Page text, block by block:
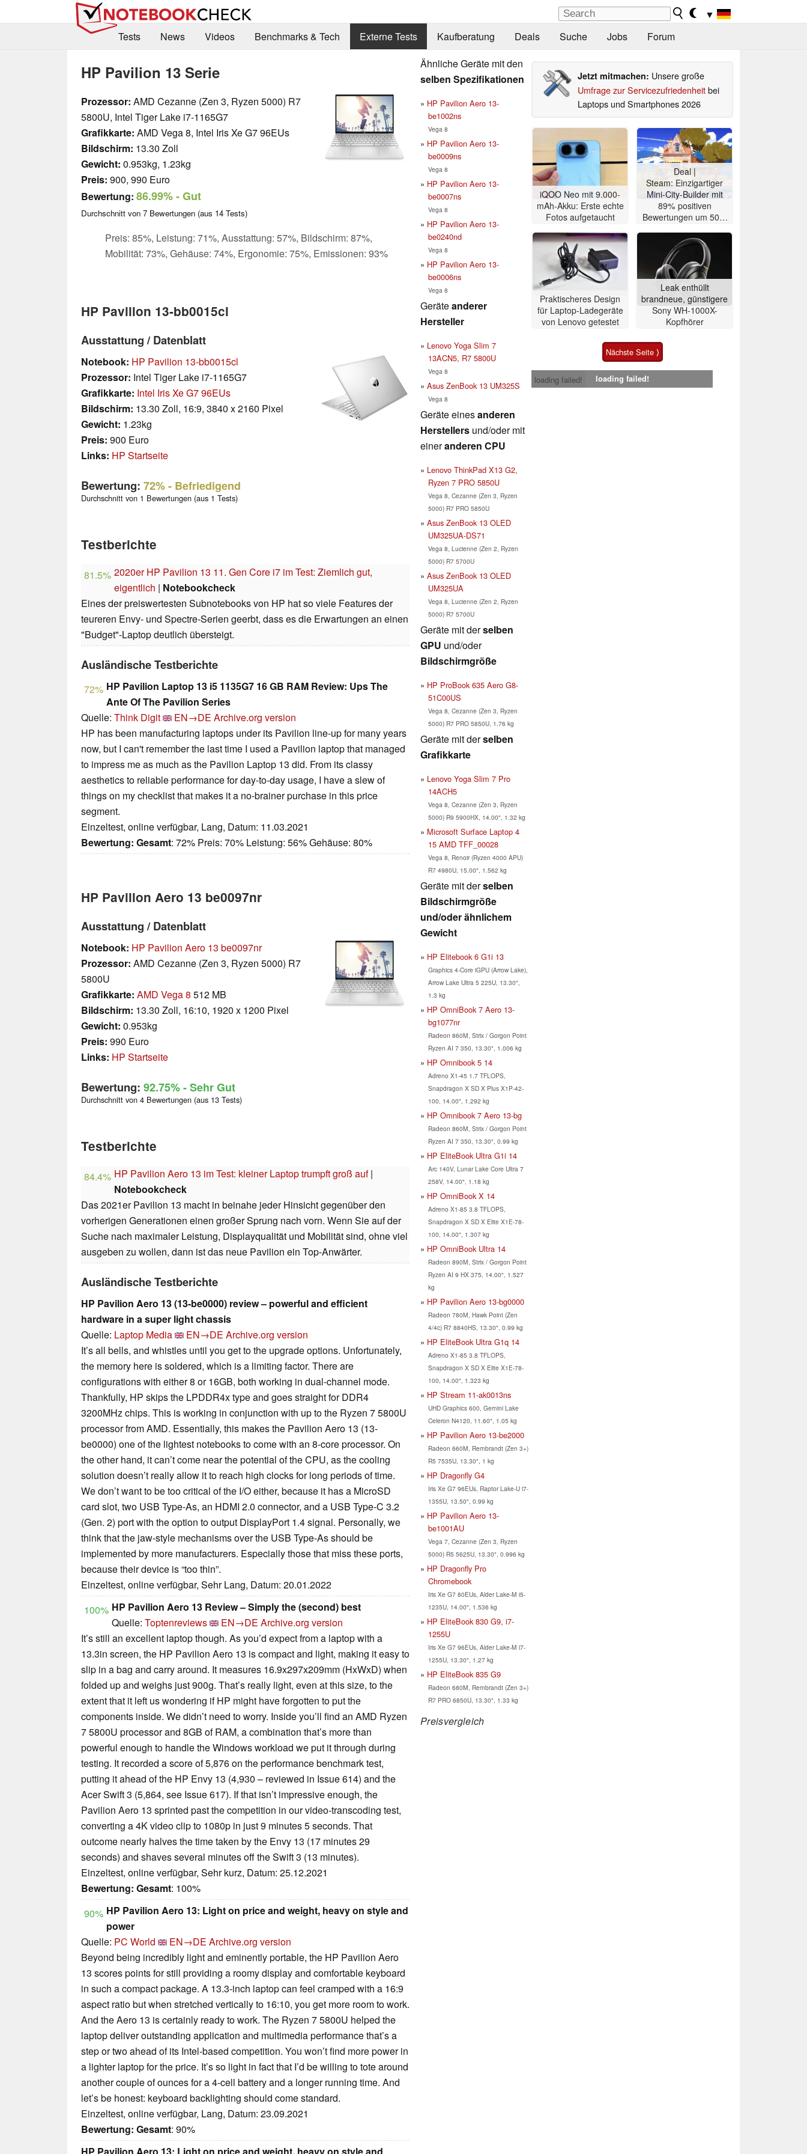
▼
Tests
News Videos Benchmarks & Tech Externe Tests Kaufberatung Deals Suche Jobs Forum
HP Pavilion 13 Serie
Prozessor: AMD Cezanne (Zen 3, Ryzen 5000) R7
5800U, Intel Tiger Lake i7-1165G7
Grafikkarte: AMD Vega 8, Intel Iris Xe G7 96EUs
Bildschirm: 13.30 Zoll
Gewicht: 0.953kg, 1.23kg
Preis: 900, 990 Euro
Bewertung: 86.99%- Gut
Durchschnitt von 7 Bewertungen (aus 14 Tests)
Preis: 85%, Leistung: 71%, Ausstattung: 57%, Bildschirm: 87%,
Mobilität: 73%, Gehäuse: 74%, Ergonomie: 75%, Emissionen: 93%
HP Pavilion 13-bb0015cl
Ausstattung / Datenblatt
Notebook: HP Pavilion 13-bb0015cl
Prozessor: Intel Tiger Lake i7-1165G7
Grafikkarte: Intel Iris Xe G7 96EUs
Bildschirm: 13.30 Zoll, 16:9, 3840 x 2160 Pixel
Gewicht: 1.23kg
Preis: 900 Euro
Links: HP Startseite
Bewertung: 72%- Befriedigend
Durchschnitt von 1 Bewertungen (aus 1 Tests)
Testberichte
81.5% 2020er HP Pavilion 13 11. Gen Core i7 im Test: Ziemlich gut,
eigentlich | Notebookcheck
Eines der preiswertesten Subnotebooks von HP hat so viele Features der
teureren Envy- und Spectre-Serien geerbt, dass es die Erwartungen an einen
"Budget"-Laptop deutlich übersteigt.
Ausländische Testberichte
72% HP Pavilion Laptop 13 i5 1135G7 16 GB RAM Review: Ups The
Ante Of The Pavilion Series
Quelle: Think Digit EN→DE Archive.org version
HP has been manufacturing laptops under its Pavilion line-up for many years
now, but I can't remember the last time I used a Pavilion laptop that managed
to impress me as much as the Pavilion Laptop 13 did. From its classy
aesthetics to reliable performance for day-to-day usage, I have a slew of
things on my checklist that makes it a no-brainer purchase in this price
segment.
Einzeltest, online verfügbar, Lang, Datum: 11.03.2021
Bewertung: Gesamt: 72% Preis: 70% Leistung: 56% Gehäuse: 80%
HP Pavilion Aero 13 be0097nr
Ausstattung / Datenblatt
Notebook: HP Pavilion Aero 13 be0097nr
Prozessor: AMD Cezanne (Zen 3, Ryzen 5000) R7
5800U
Grafikkarte: AMD Vega 8 512 MB
Bildschirm: 13.30 Zoll, 16:10, 1920 x 1200 Pixel
Gewicht: 0.953kg
Preis: 990 Euro
Links: HP Startseite
Bewertung: 92.75%- Sehr Gut
Durchschnitt von 4 Bewertungen (aus 13 Tests)
Testberichte
84.4% HP Pavilion Aero 13 im Test: kleiner Laptop trumpft groß auf|
Notebookcheck
Das 2021er Pavilion 13 macht in beinahe jeder Hinsicht gegenüber den
vorherigen Generationen einen großer Sprung nach vorn. Wenn Sie auf der
Suche nach maximaler Leistung, Displayqualität und Mobilität sind, ohne viel
ausgeben zu wollen, dann ist das neue Pavilion ein Top-Anwärter.
Ausländische Testberichte
HP Pavilion Aero 13 (13-be0000) review – powerful and efficient
hardware in a super light chassis
Quelle: Laptop Media EN→DE Archive.org version
It’s all bells, and whistles until you get to the upgrade options. Unfortunately,
the memory here is soldered, which is a limiting factor. There are
configurations with either 8 or 16GB, both working in dual-channel mode.
Thankfully, HP skips the LPDDR4x type and goes straight for DDR4
3200MHz chips. This is working in conjunction with up to the Ryzen 7 5800U
processor from AMD. Essentially, this makes the Pavilion Aero 13 (13-
be0000) one of the lightest notebooks to come with an 8-core processor. On
the other hand, it can’t come near the potential of the CPU, as the cooling
solution doesn’t really allow it to reach high clocks for long periods of time.
We don’t want to be too critical of the I/O either, because it has a MicroSD
card slot, two USB Type-As, an HDMI 2.0 connector, and a USB Type-C 3.2
(Gen. 2) port with the option to output DisplayPort 1.4 signal. Personally, we
think that the jaw-style mechanisms over the USB Type-As should be
implemented by more manufacturers. Especially those that miss these ports,
because their device is “too thin”.
Einzeltest, online verfügbar, Sehr Lang, Datum: 20.01.2022
100% HP Pavilion Aero 13 Review – Simply the (second) best
Quelle: Toptenreviews EN→DE Archive.org version
It’s still an excellent laptop though. As you’d expect from a laptop with a
13.3in screen, the HP Pavilion Aero 13 is compact and light, making it easy to
slip in a bag and carry around. It measures 16.9x297x209mm (HxWxD) when
folded up and weighs just 900g. That’s really light, even at this size, to the
extent that it left us wondering if HP might have forgotten to put the
components inside. We didn’t need to worry. Inside you’ll find an AMD Ryzen
7 5800U processor and 8GB of RAM, a combination that’s more than
powerful enough to handle the Windows workload we put it through during
testing. It recorded a score of 5,876 on the performance benchmark test,
putting it ahead of the HP Envy 13 (4,930 – reviewed in Issue 614) and the
Acer Swift 3 (5,864, see Issue 617). If that isn’t impressive enough, the
Pavilion Aero 13 sprinted past the competition in our video-transcoding test,
converting a 4K video clip to 1080p in just 9 minutes 5 seconds. That
outcome nearly halves the time taken by the Envy 13 (17 minutes 29
seconds) and shaves several minutes off the Swift 3 (13 minutes).
Einzeltest, online verfügbar, Sehr kurz, Datum: 25.12.2021
Bewertung: Gesamt: 100%
90% HP Pavilion Aero 13: Light on price and weight, heavy on style and
power
Quelle: PC World EN→DE Archive.org version
Beyond being incredibly light and eminently portable, the HP Pavilion Aero
13 scores points for still providing a roomy display and comfortable keyboard
in such a compact package. A 13.3-inch laptop can feel cramped with a 16:9
aspect ratio but when stretched vertically to 16:10, you get more room to work.
And the Aero 13 is certainly ready to work. The Ryzen 7 5800U helped the
laptop deliver outstanding application and multimedia performance that’s a
step or two ahead of its Intel-based competition. You won’t find more power in
a lighter laptop for the price. It’s so light in fact that I’d be willing to tote around
another couple of ounces for a 4-cell battery and a longer running time. And
let’s be honest: keyboard backlighting should come standard.
Einzeltest, online verfügbar, Lang, Datum: 23.09.2021
Bewertung: Gesamt: 90%
Ähnliche Geräte mit den
selben Spezifikationen
HP Pavilion Aero 13-
be1002ns
Vega 8
HP Pavilion Aero 13-
be0009ns
Vega 8
HP Pavilion Aero 13-
be0007ns
Vega 8
HP Pavilion Aero 13-
be0240nd
Vega 8
HP Pavilion Aero 13-
be0006ns
Vega 8
Geräteanderer
Hersteller
Lenovo Yoga Slim 7
13ACN5, R7 5800U
Vega 8
Asus ZenBook 13 UM325S
Vega 8
Geräte einesanderen
Herstellers und/oder mit
eineranderen CPU
Lenovo ThinkPad X13 G2,
Ryzen 7 PRO 5850U
Vega 8, Cezanne (Zen 3, Ryzen
5000) R7 PRO 5850U
Asus ZenBook 13 OLED
UM325UA-DS71
Vega 8, Lucienne (Zen 2, Ryzen
5000) R7 5700U
Asus ZenBook 13 OLED
UM325UA
Vega 8, Lucienne (Zen 2, Ryzen
5000) R7 5700U
Geräte mit derselben
GPU und/oder
Bildschirmgröße
HP ProBook 635 Aero G8-
51C00US
Vega 8, Cezanne (Zen 3, Ryzen
5000) R7 PRO 5850U, 1.76 kg
Geräte mit derselben
Grafikkarte
Lenovo Yoga Slim 7 Pro
14ACH5
Vega 8, Cezanne (Zen 3, Ryzen
5000) R9 5900HX, 14.00", 1.32 kg
Microsoft Surface Laptop 4
15 AMD TFF_00028
Vega 8, Renoir (Ryzen 4000 APU)
R7 4980U, 15.00", 1.562 kg
Geräte mit derselben
Bildschirmgröße
und/oder ähnlichem
Gewicht
HP Elitebook 6 G1i 13
Graphics 4-Core iGPU (Arrow Lake),
Arrow Lake Ultra 5 225U, 13.30",
1.3 kg
HP OmniBook 7 Aero 13-
bg1077nr
Radeon 860M, Strix / Gorgon Point
Ryzen AI 7 350, 13.30", 1.006 kg
HP Omnibook 5 14
Adreno X1-45 1.7 TFLOPS,
Snapdragon X SD X Plus X1P-42-
100, 14.00", 1.292 kg
HP Omnibook 7 Aero 13-bg
Radeon 860M, Strix / Gorgon Point
Ryzen AI 7 350, 13.30", 0.99 kg
HP EliteBook Ultra G1i 14
Arc 140V, Lunar Lake Core Ultra 7
258V, 14.00", 1.18 kg
HP OmniBook X 14
Adreno X1-85 3.8 TFLOPS,
Snapdragon X SD X Elite X1E-78-
100, 14.00", 1.307 kg
HP OmniBook Ultra 14
Radeon 890M, Strix / Gorgon Point
Ryzen AI 9 HX 375, 14.00", 1.527
kg
HP Pavilion Aero 13-bg0000
Radeon 780M, Hawk Point (Zen
4/4c) R7 8840HS, 13.30", 0.99 kg
HP EliteBook Ultra G1q 14
Adreno X1-85 3.8 TFLOPS,
Snapdragon X SD X Elite X1E-78-
100, 14.00", 1.323 kg
HP Stream 11-ak0013ns
UHD Graphics 600, Gemini Lake
Celeron N4120, 11.60", 1.05 kg
HP Pavilion Aero 13-be2000
Radeon 660M, Rembrandt (Zen 3+)
R5 7535U, 13.30", 1 kg
HP Dragonfly G4
Iris Xe G7 96EUs, Raptor Lake-U i7-
1355U, 13.50", 0.99 kg
HP Pavilion Aero 13-
be1001AU
Vega 7, Cezanne (Zen 3, Ryzen
5000) R5 5625U, 13.30", 0.996 kg
HP Dragonfly Pro
Chromebook
Iris Xe G7 80EUs, Alder Lake-M i5-
1235U, 14.00", 1.536 kg
HP EliteBook 830 G9, i7-
1255U
Iris Xe G7 96EUs, Alder Lake-M i7-
1255U, 13.30", 1.27 kg
HP EliteBook 835 G9
Radeon 680M, Rembrandt (Zen 3+)
R7 PRO 6850U, 13.30", 1.33 kg
Preisvergleich
Jetzt mitmachen: Unsere große
Umfrage zur Servicezufriedenheitbei
Laptops und Smartphones 2026
iQOO Neo mit 9.000-
mAh-Akku: Erste echte
Fotos aufgetaucht
Deal |
Steam: Einzigartiger
Mini-City-Builder mit
89% positiven
Bewertungen um 50%
Praktischeres Design
für Laptop-Ladegeräte
von Lenovo getestet
Leak enthüllt
brandneue, günstigere
Sony WH-1000X-
Kopfhörer
Nächste Seite ⟩
loading failed! loading failed!